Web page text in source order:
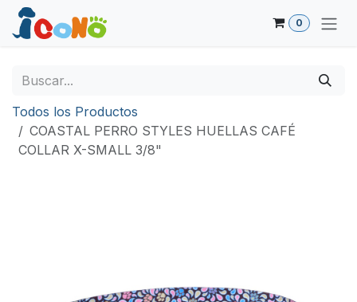
Ir al contenido
0
Todos los Productos
COASTAL PERRO STYLES HUELLAS CAFÉ
COLLAR X-SMALL 3/8"